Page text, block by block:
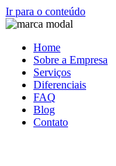
Ir para o conteúdo
Home
Sobre a Empresa
Serviços
Diferenciais
FAQ
Blog
Contato